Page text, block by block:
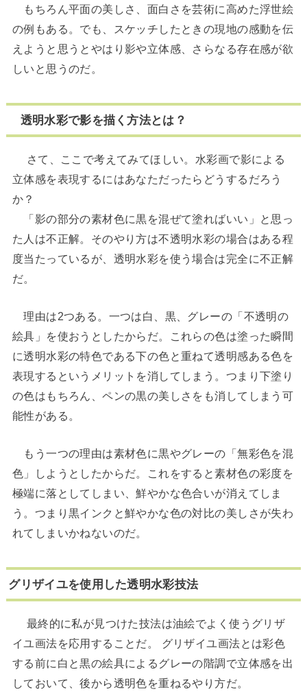
もちろん平面の美しさ、面白さを芸術に高めた浮世絵
の例もある。でも、スケッチしたときの現地の感動を伝
えようと思うとやはり影や立体感、さらなる存在感が欲
しいと思うのだ。
透明水彩で影を描く方法とは？
さて、ここで考えてみてほしい。水彩画で影による
立体感を表現するにはあなただったらどうするだろう
か？
「影の部分の素材色に黒を混ぜて塗ればいい」と思っ
た人は不正解。そのやり方は不透明水彩の場合はある程
度当たっているが、透明水彩を使う場合は完全に不正解
だ。
理由は2つある。一つは白、黒、グレーの「不透明の
絵具」を使おうとしたからだ。これらの色は塗った瞬間
に透明水彩の特色である下の色と重ねて透明感ある色を
表現するというメリットを消してしまう。つまり下塗り
の色はもちろん、ペンの黒の美しさをも消してしまう可
能性がある。
もう一つの理由は素材色に黒やグレーの「無彩色を混
色」しようとしたからだ。これをすると素材色の彩度を
極端に落としてしまい、鮮やかな色合いが消えてしま
う。つまり黒インクと鮮やかな色の対比の美しさが失わ
れてしまいかねないのだ。
グリザイユを使用した透明水彩技法
最終的に私が見つけた技法は油絵でよく使うグリザ
イユ画法を応用することだ。 グリザイユ画法とは彩色
する前に白と黒の絵具によるグレーの階調で立体感を出
しておいて、後から透明色を重ねるやり方だ。